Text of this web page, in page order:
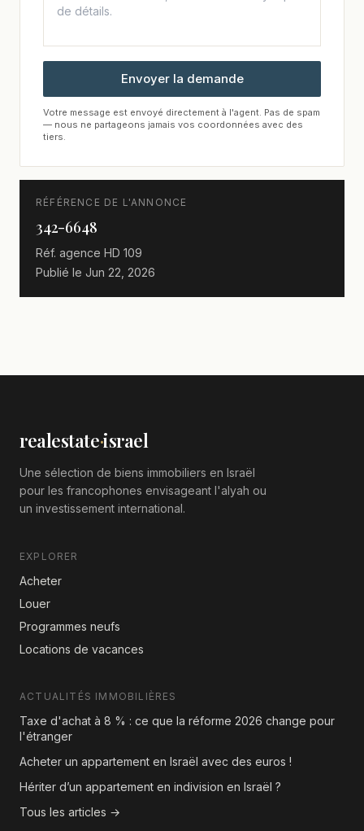
Envoyer la demande
Votre message est envoyé directement à l'agent. Pas de spam
— nous ne partageons jamais vos coordonnées avec des
tiers.
RÉFÉRENCE DE L'ANNONCE
342-6648
Réf. agence HD 109
Publié le Jun 22, 2026
realestate·israel
Une sélection de biens immobiliers en Israël
pour les francophones envisageant l'alyah ou
un investissement international.
EXPLORER
Acheter
Louer
Programmes neufs
Locations de vacances
ACTUALITÉS IMMOBILIÈRES
Taxe d'achat à 8 % : ce que la réforme 2026 change pour
l'étranger
Acheter un appartement en Israël avec des euros !
Hériter d’un appartement en indivision en Israël ?
Tous les articles →